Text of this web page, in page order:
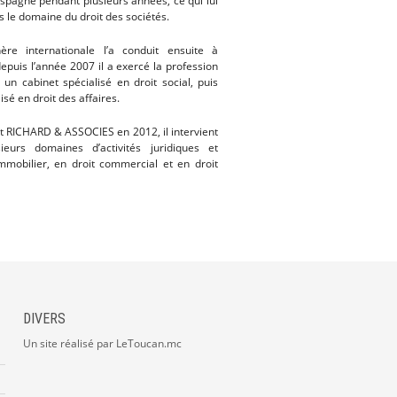
le domaine du droit des sociétés.
internationale l’a conduit ensuite à
l’année 2007 il a exercé la profession
un cabinet spécialisé en droit social, puis
en droit des affaires.
& ASSOCIES en 2012, il intervient
domaines d’activités juridiques et
en droit commercial et en droit
DIVERS
Un site réalisé par LeToucan.mc